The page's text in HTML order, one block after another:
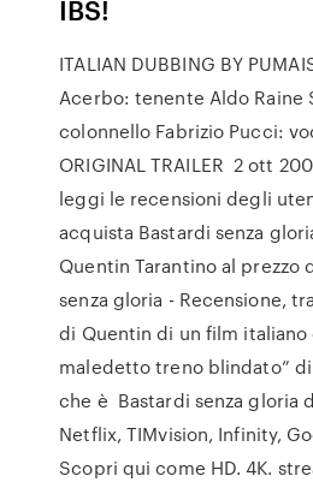
IBS!
ITALIAN DUBBING BY
Acerbo: tenente Aldo Raine
colonnello Fabrizio Pucci:
ORIGINAL TRAILER 2 ott
leggi le recensioni degli
acquista Bastardi senza
Quentin Tarantino al prezzo
senza gloria - Recensione,
di Quentin di un film italiano
maledetto treno blindato” di
che è Bastardi senza gloria
Netflix, TIMvision, Infinity,
Scopri qui come HD. 4K.